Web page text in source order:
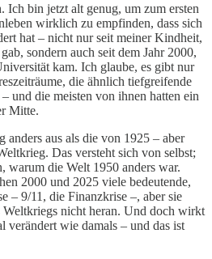
Ich bin jetzt alt genug, um zum ersten
wirklich zu empfinden, dass sich
hat – nicht nur seit meiner Kindheit,
sondern auch seit dem Jahr 2000,
kam. Ich glaube, es gibt nur
die ähnlich tiefgreifende
und die meisten von ihnen hatten ein
Mitte.
aus als die von 1925 – aber
Das versteht sich von selbst;
warum die Welt 1950 anders war.
2000 und 2025 viele bedeutende,
– 9/11, die Finanzkrise –, aber sie
Weltkriegs nicht heran. Und doch wirkt
verändert wie damals – und das ist